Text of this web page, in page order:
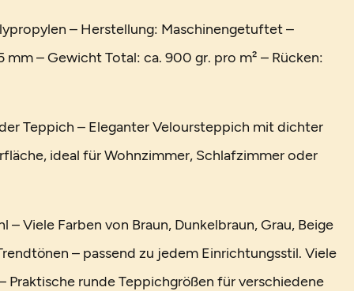
– Herstellung: Maschinengetuftet –
mm – Gewicht Total: ca. 900 gr. pro m² – Rücken:
Teppich – Eleganter Veloursteppich mit dichter
ideal für Wohnzimmer, Schlafzimmer oder
– Viele Farben von Braun, Dunkelbraun, Grau, Beige
– passend zu jedem Einrichtungsstil. Viele
Praktische runde Teppichgrößen für verschiedene